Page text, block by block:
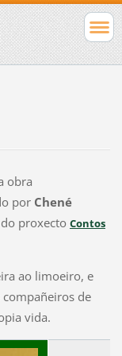
obra
por Chené
proxecto Contos
ao limoeiro, e
de
vida.